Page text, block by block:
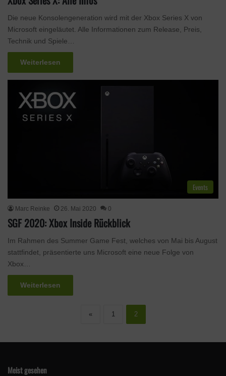
Die neue Konsolengeneration wird mit der Xbox Series X von
Microsoft eingeläutet. Alle Informationen zum Release, Preis,
Technik und Spiele…
Weiterlesen
Events
Marc Reinke 26. Mai 2020 0
SGF 2020: Xbox Inside Rückblick
Im Rahmen des Summer Game Fest, welches von Mai bis August
stattfindet, präsentierte uns Microsoft eine neue Folge von
Xbox…
Weiterlesen
« 1 2
Meist gesehen